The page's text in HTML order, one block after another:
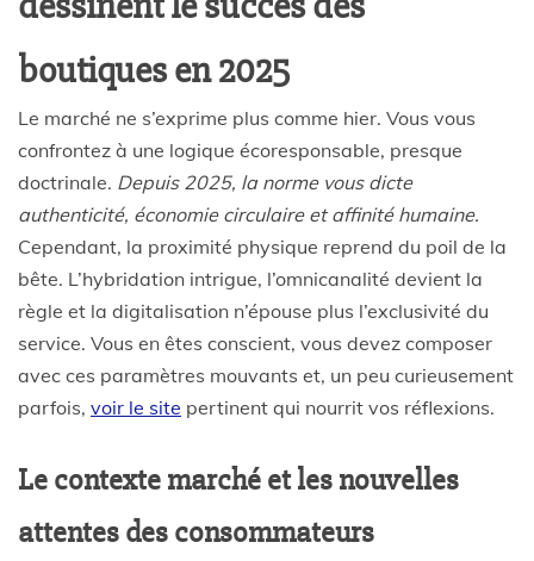
boutiques en 2025
Le marché ne s’exprime plus comme hier. Vous vous
confrontez à une logique écoresponsable, presque
doctrinale. Depuis 2025, la norme vous dicte
authenticité, économie circulaire et affinité humaine.
Cependant, la proximité physique reprend du poil de la
bête. L’hybridation intrigue, l’omnicanalité devient la
règle et la digitalisation n’épouse plus l’exclusivité du
service. Vous en êtes conscient, vous devez composer
avec ces paramètres mouvants et, un peu curieusement
parfois, voir le site pertinent qui nourrit vos réflexions.
Le contexte marché et les nouvelles
attentes des consommateurs